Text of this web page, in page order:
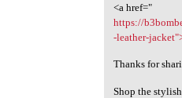
<a href="
https://
-leather-
Thanks for
Shop the